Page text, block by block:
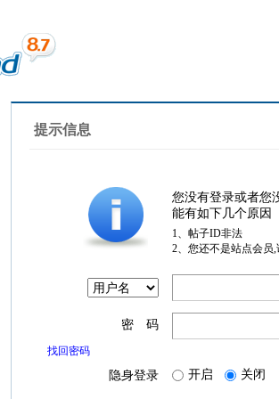
提示信息
您没有登录或者您
能有如下几个原因
1、帖子ID非法
2、您还不是站点会员
密 码
找回密码
隐身登录 开启 关闭